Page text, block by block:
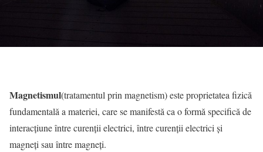
Magnetismul(tratamentul prin magnetism) esteproprietatea fizică
fundamentală a materiei, care se manifestă ca o formă specifică de
interacțiune între curenții electrici, între curenții electrici și
magneți sau între magneți.